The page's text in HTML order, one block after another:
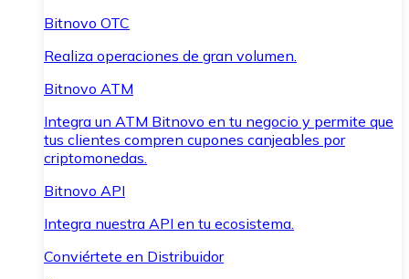
Bitnovo OTC
Realiza operaciones de gran volumen.
Bitnovo ATM
Integra un ATM Bitnovo en tu negocio y permite que
tus clientes compren cupones canjeables por
criptomonedas.
Bitnovo API
Integra nuestra API en tu ecosistema.
Conviértete en Distribuidor